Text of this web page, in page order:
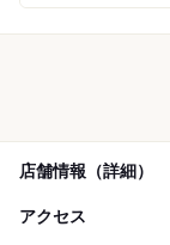
店舗情報（詳細）
アクセス